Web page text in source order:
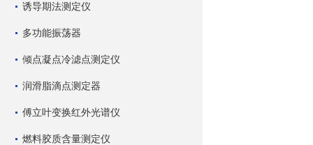
诱导期法测定仪
多功能振荡器
倾点凝点冷滤点测定仪
润滑脂滴点测定器
傅立叶变换红外光谱仪
燃料胶质含量测定仪